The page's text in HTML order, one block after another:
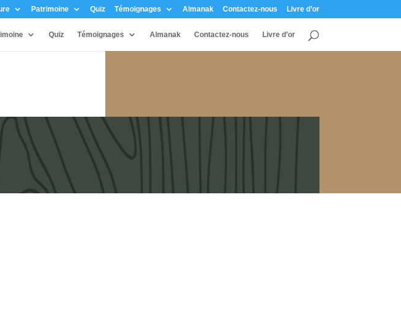
Patrimoine Quiz Témoignages Almanak Contactez-nous Livre d’or
Quiz Témoignages Almanak Contactez-nous Livre d’or